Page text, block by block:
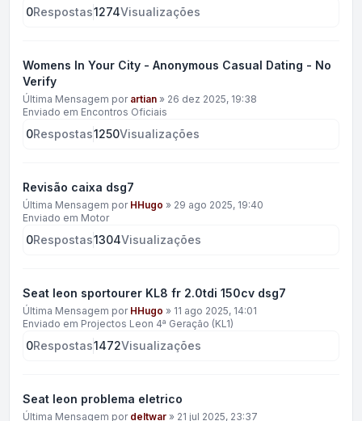
0Respostas1274Visualizações
Womens In Your City - Anonymous Casual Dating - No
Verify
Última Mensagem por artian » 26 dez 2025, 19:38
Enviado em Encontros Oficiais
0Respostas1250Visualizações
Revisão caixa dsg7
Última Mensagem por HHugo » 29 ago 2025, 19:40
Enviado em Motor
0Respostas1304Visualizações
Seat leon sportourer KL8 fr 2.0tdi 150cv dsg7
Última Mensagem por HHugo » 11 ago 2025, 14:01
Enviado em Projectos Leon 4ª Geração (KL1)
0Respostas1472Visualizações
Seat leon problema eletrico
Última Mensagem por deltwar » 21 jul 2025, 23:37